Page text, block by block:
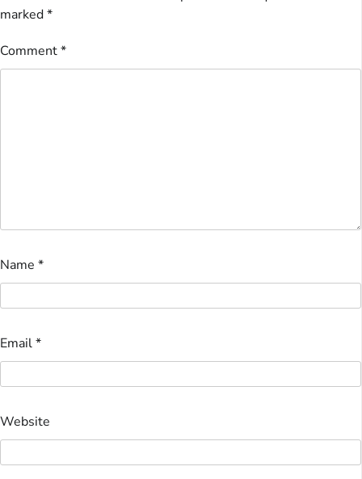
marked*
Comment*
Name *
Email*
Website